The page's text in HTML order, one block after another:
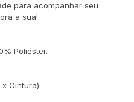
para acompanhar seu
a sua!
Poliéster.
Cintura):